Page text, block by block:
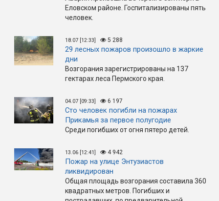
Еловском районе. Госпитализированы пять
человек.
18.07 [12:33] 5 288
29 лесных пожаров произошло в жаркие
дни
Возгорания зарегистрированы на 137
гектарах леса Пермского края.
04.07 [09:33] 6 197
Сто человек погибли на пожарах
Прикамья за первое полугодие
Среди погибших от огня пятеро детей.
13.06 [12:41] 4 942
Пожар на улице Энтузиастов
ликвидирован
Общая площадь возгорания составила 360
квадратных метров. Погибших и